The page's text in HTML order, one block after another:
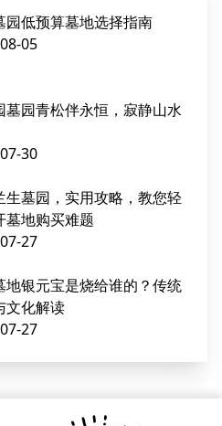
园低预算墓地选择指南
05
墓园青松伴永恒，寂静山水
30
生墓园，实用攻略，教您轻
墓地购买难题
27
地银元宝是烧给谁的？传统
文化解读
27